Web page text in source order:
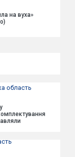
на вуха»
область